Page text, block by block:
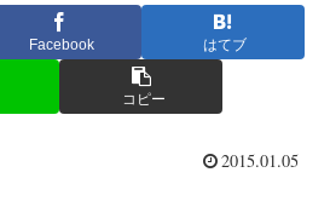
Facebook はてブ
コピー
2015.01.05